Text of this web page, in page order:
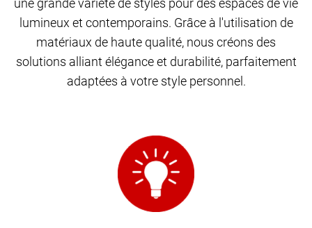
lumineux et contemporains. Grâce à l'utilisation de
matériaux de haute qualité, nous créons des
solutions alliant élégance et durabilité, parfaitement
adaptées à votre style personnel.